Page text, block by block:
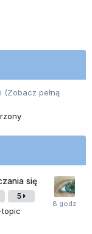
(Zobacz pełną
się
5